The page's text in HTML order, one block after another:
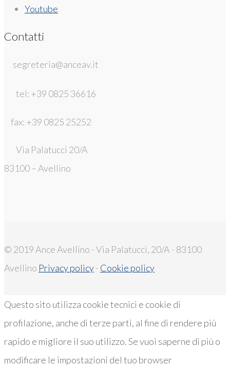
Youtube
Contatti
segreteria@anceav.it
tel: +39 0825 36616
fax: +39 0825 25252
Via Palatucci 20/A
83100 – Avellino
© 2019 Ance Avellino - Via Palatucci, 20/A - 83100
Avellino Privacy policy- Cookie policy
Questo sito utilizza cookie tecnici e cookie di
profilazione, anche di terze parti, al fine di rendere più
rapido e migliore il suo utilizzo. Se vuoi saperne di più o
modificare le impostazioni del tuo browser